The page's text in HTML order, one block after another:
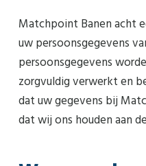
Matchpoint Banen acht
uw persoonsgegevens
persoonsgegevens
zorgvuldig verwerkt en
dat uw gegevens bij
dat wij ons houden aan